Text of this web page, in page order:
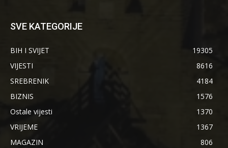
SVE KATEGORIJE
BIH I SVIJET
19305
VIJESTI
8616
SREBRENIK
4184
BIZNIS
1576
Ostale vijesti
1370
VRIJEME
1367
MAGAZIN
806